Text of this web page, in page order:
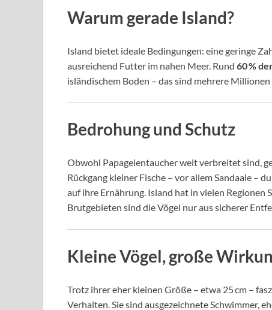
Warum gerade Island?
Island bietet ideale Bedingungen: eine geringe
ausreichend Futter im nahen Meer. Rund 60 %
isländischem Boden – das sind mehrere
Bedrohung und Schutz
Obwohl Papageientaucher weit verbreitet sind,
Rückgang kleiner Fische – vor allem Sandaale –
auf ihre Ernährung. Island hat in vielen
Brutgebieten sind die Vögel nur aus sicherer
Kleine Vögel, große
Trotz ihrer eher kleinen Größe – etwa 25 cm –
Verhalten. Sie sind ausgezeichnete Schwimmer,